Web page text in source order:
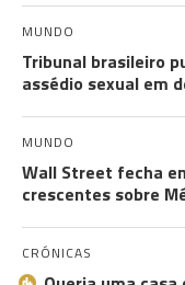
MUNDO
Tribunal brasileiro
assédio sexual em
MUNDO
Wall Street fecha
crescentes sobre
CRÓNICAS